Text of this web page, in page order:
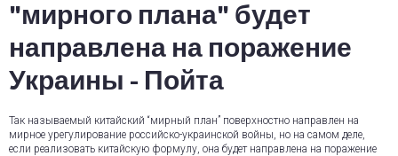
"мирного плана" будет
направлена на поражение
Украины - Пойта
Так называемый китайский “мирный план” поверхностно направлен на
мирное урегулирование российско-украинской войны, но на самом деле,
если реализовать китайскую формулу, она будет направлена на поражение